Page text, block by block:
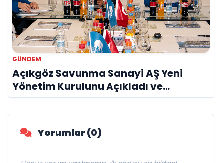
GÜNDEM
Açıkgöz Savunma Sanayi AŞ Yeni
Yönetim Kurulunu Açıkladı ve
Savunma Sanayinde Küresel Vizyon
Vurgusu
Yorumlar (0)